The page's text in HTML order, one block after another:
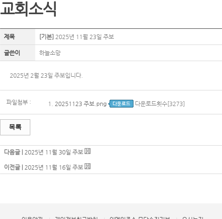
교회소식
제목 [기본] 2025년 11월 23일 주보
글쓴이 하늘소망
2025년 2월 23일 주보입니다.
파일첨부 : 1. 20251123 주보.png 다운로드횟수[3273]
목록
다음글 | 2025년 11월 30일 주보
이전글 | 2025년 11월 16일 주보